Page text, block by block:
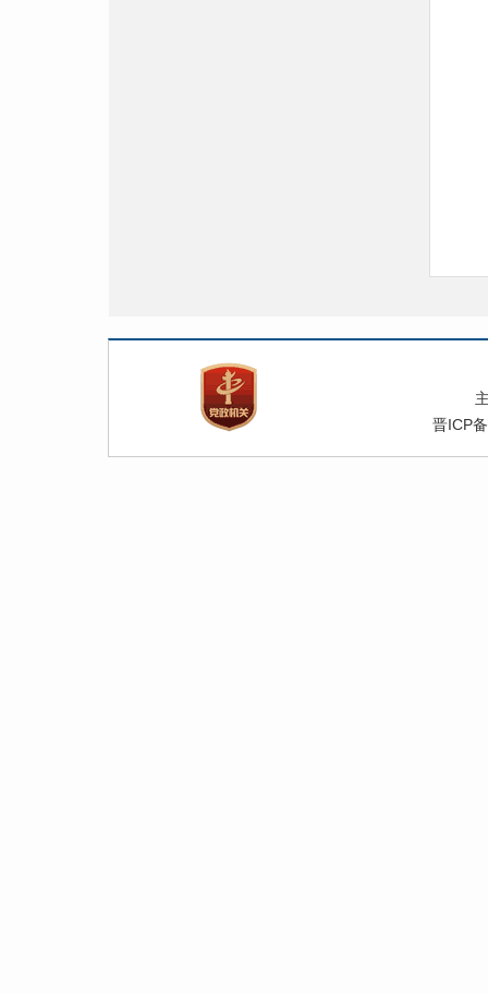
晋ICP